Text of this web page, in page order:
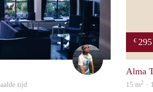
Sander
tijd
€ 295
Alma
15 m2 ·